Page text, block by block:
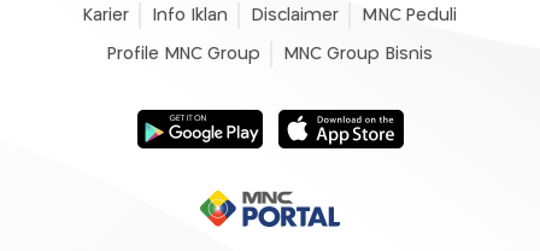
Karier Info Iklan Disclaimer MNC Peduli
Profile MNC Group MNC Group Bisnis